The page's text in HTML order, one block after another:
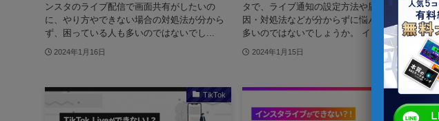
ンスタのライブ配信で画面共有がしたいの
に、やり方やできない場合の対処法が分から
ず、困っている人も多いのではないでし...
2024年1月16日
タで、ライブ通知の設定方法や届かない原
因・対処法などが分からずに悩んでいる人も
多いのではないでしょうか。 インスタラ...
2024年1月15日
TikTok Instagram